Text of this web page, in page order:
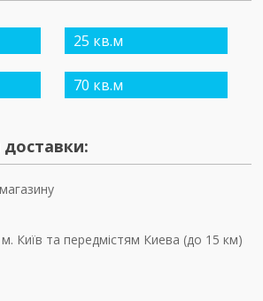
25 кв.м
70 кв.м
Київ та передмістям Киева (до 15 км)